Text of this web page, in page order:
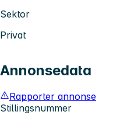
Sektor
Privat
Annonsedata
Rapporter annonse
Stillingsnummer